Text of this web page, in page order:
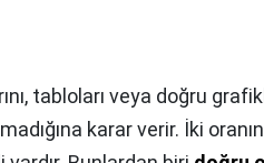
tabloları veya doğru
karar verir. İki